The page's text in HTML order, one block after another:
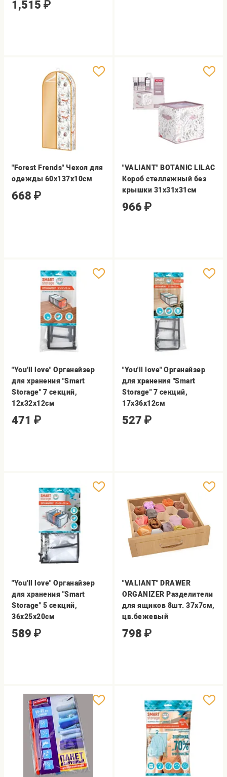
1,515 ₽
"Forest Frends" Чехол для
одежды 60х137х10см
668 ₽
"VALIANT" BOTANIC LILAC
Короб стеллажный без
крышки 31х31х31см
966 ₽
"You'll love" Органайзер
для хранения "Smart
Storage" 7 секций,
12х32х12см
471 ₽
"You'll love" Органайзер
для хранения "Smart
Storage" 7 секций,
17х36х12см
527 ₽
"You'll love" Органайзер
для хранения "Smart
Storage" 5 секций,
36х25х20см
589 ₽
"VALIANT" DRAWER
ORGANIZER Разделители
для ящиков 8шт. 37x7см,
цв.бежевый
798 ₽